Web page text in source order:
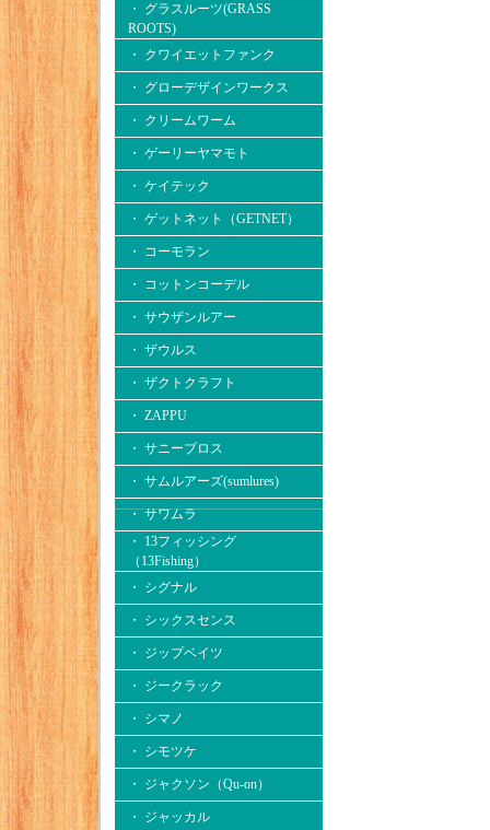
・ グラスルーツ(GRASS
ROOTS)
・ クワイエットファンク
・ グローデザインワークス
・ クリームワーム
・ ゲーリーヤマモト
・ ケイテック
・ ゲットネット（GETNET）
・ コーモラン
・ コットンコーデル
・ サウザンルアー
・ ザウルス
・ ザクトクラフト
・ ZAPPU
・ サニーブロス
・ サムルアーズ(sumlures)
・ サワムラ
・ 13フィッシング
（13Fishing）
・ シグナル
・ シックスセンス
・ ジップベイツ
・ ジークラック
・ シマノ
・ シモツケ
・ ジャクソン（Qu-on）
・ ジャッカル